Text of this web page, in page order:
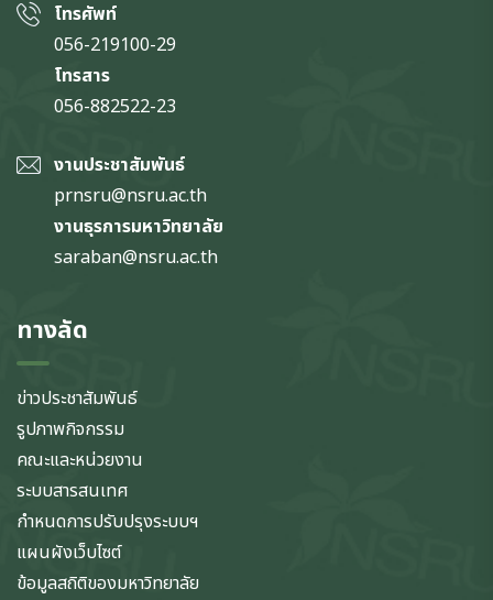
โทรศัพท์
056-219100-29
โทรสาร
056-882522-23
งานประชาสัมพันธ์
prnsru@nsru.ac.th
งานธุรการมหาวิทยาลัย
saraban@nsru.ac.th
ทางลัด
ข่าวประชาสัมพันธ์
รูปภาพกิจกรรม
คณะและหน่วยงาน
ระบบสารสนเทศ
กำหนดการปรับปรุงระบบฯ
แผนผังเว็บไซต์
ข้อมูลสถิติของมหาวิทยาลัย